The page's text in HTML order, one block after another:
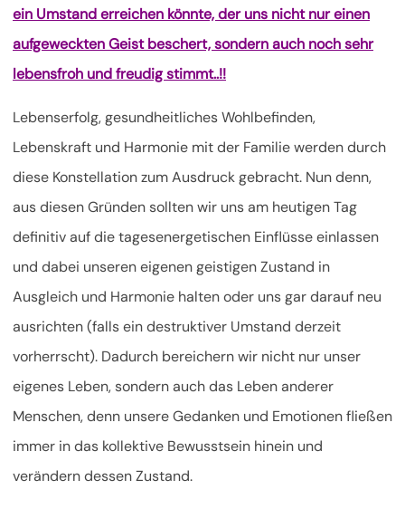
ein Umstand erreichen könnte, der uns nicht nur einen
aufgeweckten Geist beschert, sondern auch noch sehr
lebensfroh und freudig stimmt..!!
Lebenserfolg, gesundheitliches Wohlbefinden,
Lebenskraft und Harmonie mit der Familie werden durch
diese Konstellation zum Ausdruck gebracht. Nun denn,
aus diesen Gründen sollten wir uns am heutigen Tag
definitiv auf die tagesenergetischen Einflüsse einlassen
und dabei unseren eigenen geistigen Zustand in
Ausgleich und Harmonie halten oder uns gar darauf neu
ausrichten (falls ein destruktiver Umstand derzeit
vorherrscht). Dadurch bereichern wir nicht nur unser
eigenes Leben, sondern auch das Leben anderer
Menschen, denn unsere Gedanken und Emotionen fließen
immer in das kollektive Bewusstsein hinein und
verändern dessen Zustand.